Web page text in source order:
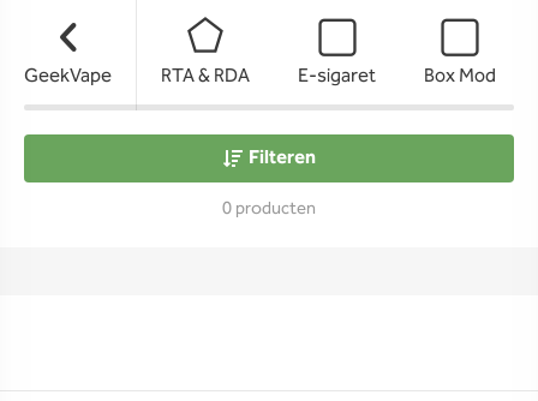
GeekVape RTA & RDA E-sigaret Box Mod
Filteren
0 producten